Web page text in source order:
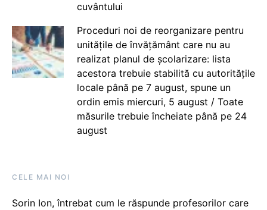
cuvântului
Proceduri noi de reorganizare pentru
unitățile de învățământ care nu au
realizat planul de școlarizare: lista
acestora trebuie stabilită cu autoritățile
locale până pe 7 august, spune un
ordin emis miercuri, 5 august / Toate
măsurile trebuie încheiate până pe 24
august
CELE MAI NOI
Sorin Ion, întrebat cum le răspunde profesorilor care